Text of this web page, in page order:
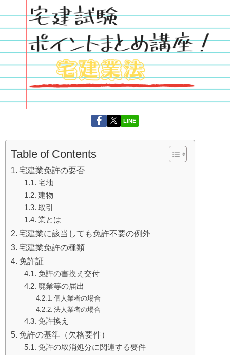
LINE
Table of Contents
宅建業免許の要否
宅地
建物
取引
業とは
宅建業に該当しても免許不要の例外
宅建業免許の種類
免許証
免許の書換え交付
廃業等の届出
個人業者の場合
法人業者の場合
免許換え
免許の基準（欠格要件）
免許の取消処分に関連する要件